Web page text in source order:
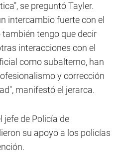
se preguntó Tayler.
intercambio fuerte con el
tengo que decir
interacciones con el
como subalterno, han
y corrección
manifestó el jerarca.
jefe de Policía de
su apoyo a los policías